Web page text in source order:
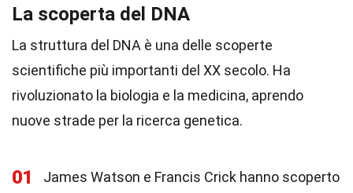
La scoperta del DNA
La struttura del DNA è una delle scoperte
scientifiche più importanti del XX secolo. Ha
rivoluzionato la biologia e la medicina, aprendo
nuove strade per la ricerca genetica.
01
James Watson e Francis Crick hanno scoperto